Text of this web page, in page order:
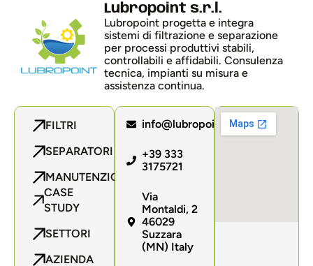
Lubropoint s.r.l.
Lubropoint progetta e integra
sistemi di filtrazione e separazione
per processi produttivi stabili,
controllabili e affidabili. Consulenza
tecnica, impianti su misura e
assistenza continua.
FILTRI
SEPARATORI
MANUTENZIONE
CASE
STUDY
SETTORI
AZIENDA
info@lubropoint.com
+39 333
3175721
Via
Montaldi, 2
46029
Suzzara
(MN) Italy